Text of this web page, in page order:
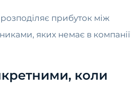
прибуток між
яких немає в компанії
коли